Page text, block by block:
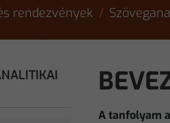
rendezvények
A tanfolyam